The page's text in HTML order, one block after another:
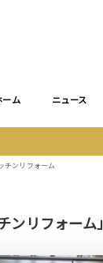
ーム ニュース
チンリフォーム
ンリフォー